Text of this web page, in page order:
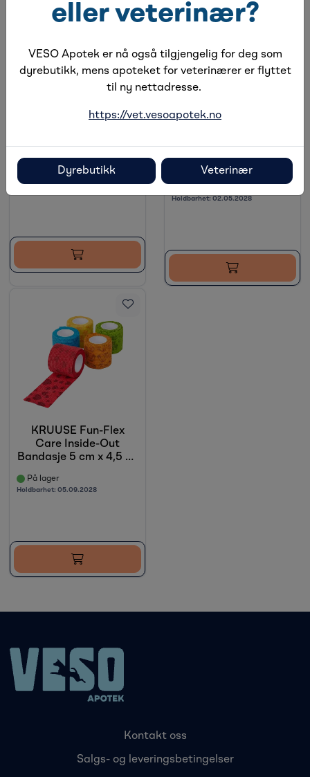
På lager
Holdbarhet:18.11.2028
Bandasje 7,5 cm x 4,5
Holdbarhet: 02.05.2028
KRUUSE Fun-Flex
Care Inside-Out
Bandasje 5 cm x 4,5 m,
På lager
Holdbarhet: 05.09.2028
Kontakt oss
Salgs- og leveringsbetingelser
eller veterinær?
VESO Apotek er nå også tilgjengelig for deg som
dyrebutikk, mens apoteket for veterinærer er flyttet
til ny nettadresse.
https://vet.vesoapotek.no
Dyrebutikk Veterinær